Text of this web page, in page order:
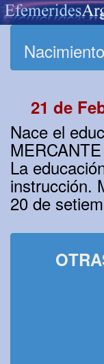
21 de
Nace el
La
instrucción.
20 de